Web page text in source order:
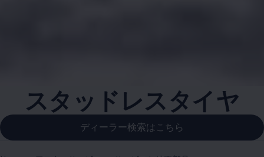
スタッドレスタイヤ
ディーラー検索はこちら